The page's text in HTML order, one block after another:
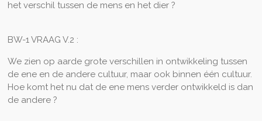
het verschil tussen de mens en het dier ?
BW-1 VRAAG V.2 :
We zien op aarde grote verschillen in ontwikkeling tussen
de ene en de andere cultuur, maar ook binnen één cultuur.
Hoe komt het nu dat de ene mens verder ontwikkeld is dan
de andere ?